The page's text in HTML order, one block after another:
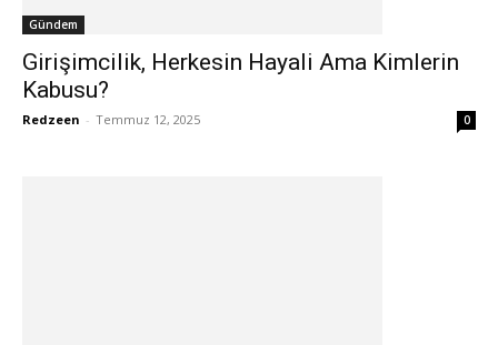
Gündem
Girişimcilik, Herkesin Hayali Ama Kimlerin
Kabusu?
Redzeen - Temmuz 12, 2025 0